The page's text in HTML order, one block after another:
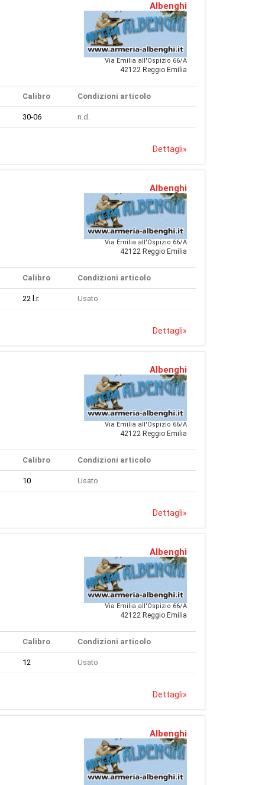
Albenghi
Via Emilia all'Ospizio 66/A
42122 Reggio Emilia
Calibro Condizioni articolo
30-06 n.d.
Dettagli»
Albenghi
Via Emilia all'Ospizio 66/A
42122 Reggio Emilia
Calibro Condizioni articolo
22 l.r. Usato
Dettagli»
Albenghi
Via Emilia all'Ospizio 66/A
42122 Reggio Emilia
Calibro Condizioni articolo
10 Usato
Dettagli»
Albenghi
Via Emilia all'Ospizio 66/A
42122 Reggio Emilia
Calibro Condizioni articolo
12 Usato
Dettagli»
Albenghi